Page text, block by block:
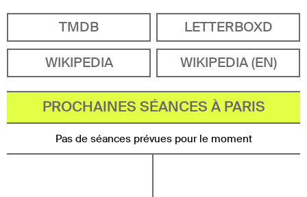
TMDB
LETTERBOXD
WIKIPEDIA
WIKIPEDIA (EN)
PROCHAINES SÉANCES À PARIS
Pas de séances prévues pour le moment